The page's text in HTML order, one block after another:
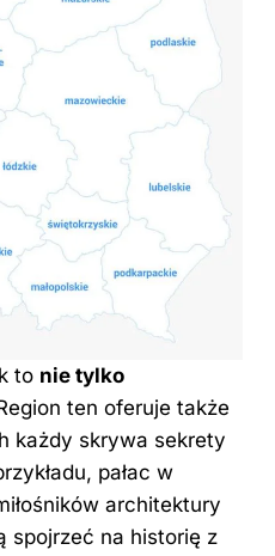
to nie tylko
ten oferuje także
każdy skrywa sekrety
pałac w
architektury
spojrzeć na historię z